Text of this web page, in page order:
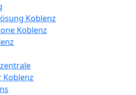
Koblenz
Koblenz
Koblenz